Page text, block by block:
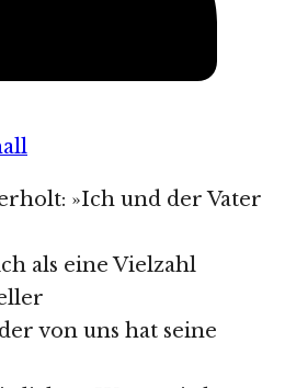
»Ich und der Vater
als eine Vielzahl
von uns hat seine